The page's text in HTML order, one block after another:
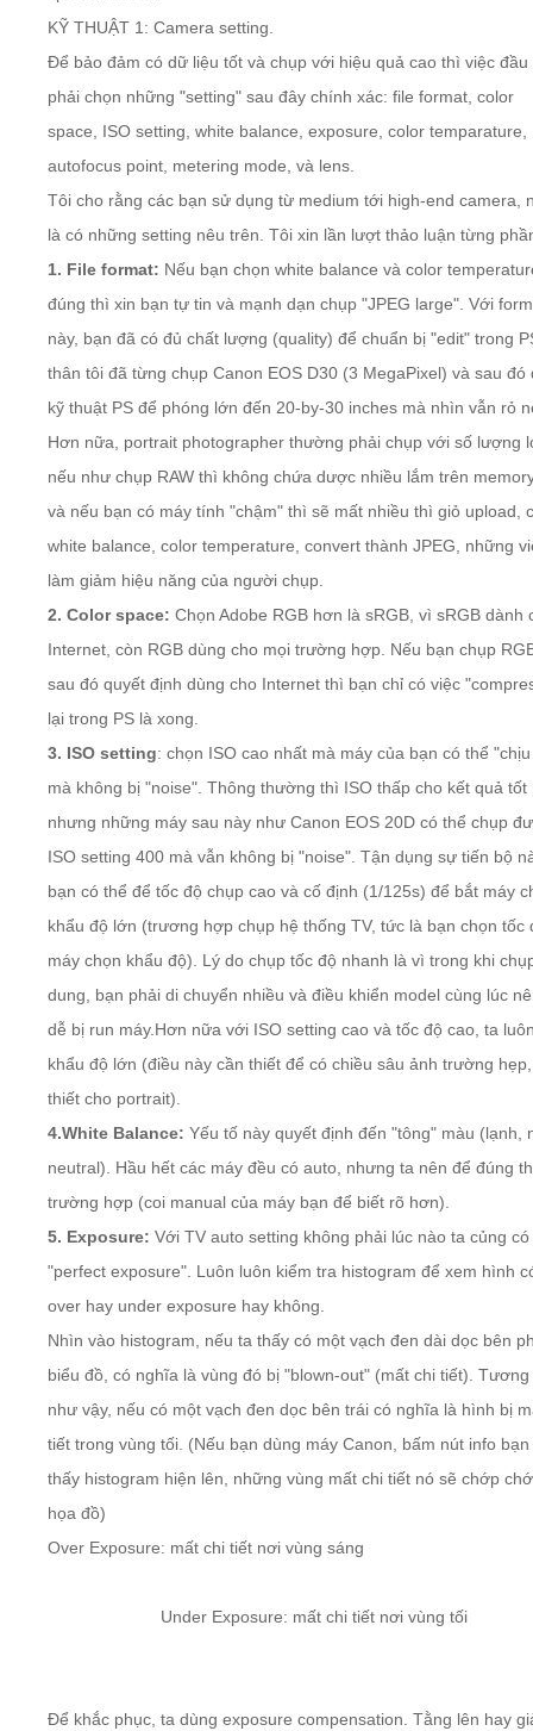
KỸ THUẬT 1: Camera setting.
Để bảo đảm có dữ liệu tốt và chụp với hiệu quả cao thì việc đầu
phải chọn những "setting" sau đây chính xác: file format, color
space, ISO setting, white balance, exposure, color temparature,
autofocus point, metering mode, và lens.
Tôi cho rằng các bạn sử dụng từ medium tới high-end camera,
là có những setting nêu trên. Tôi xin lần lượt thảo luận từng
1. File format: Nếu bạn chọn white balance và color
đúng thì xin bạn tự tin và mạnh dạn chụp "JPEG large". Với
này, bạn đã có đủ chất lượng (quality) để chuẩn bị "edit" trong
thân tôi đã từng chụp Canon EOS D30 (3 MegaPixel) và sau đó
kỹ thuật PS để phóng lớn đến 20-by-30 inches mà nhìn vẫn rỏ
Hơn nữa, portrait photographer thường phải chụp với số lượng
nếu như chụp RAW thì không chứa dược nhiều lắm trên
và nếu bạn có máy tính "chậm" thì sẽ mất nhiều thì giỏ upload,
white balance, color temperature, convert thành JPEG, những
làm giảm hiệu năng của người chụp.
2. Color space: Chọn Adobe RGB hơn là sRGB, vì sRGB dành
Internet, còn RGB dùng cho mọi trường hợp. Nếu bạn chụp
sau đó quyết định dùng cho Internet thì bạn chỉ có việc
lại trong PS là xong.
3. ISO setting: chọn ISO cao nhất mà máy của bạn có thể
mà không bị "noise". Thông thường thì ISO thấp cho kết quả tốt
nhưng những máy sau này như Canon EOS 20D có thể chụp
ISO setting 400 mà vẫn không bị "noise". Tận dụng sự tiến bộ
bạn có thể để tốc độ chụp cao và cố định (1/125s) để bắt máy
khẩu độ lớn (trương hợp chụp hệ thống TV, tức là bạn chọn tốc
máy chọn khẩu độ). Lý do chụp tốc độ nhanh là vì trong khi
dung, bạn phải di chuyển nhiều và điều khiển model cùng lúc
dễ bị run máy.Hơn nữa với ISO setting cao và tốc độ cao, ta
khẩu độ lớn (điều này cần thiết để có chiều sâu ảnh trường
thiết cho portrait).
4.White Balance: Yếu tố này quyết định đến "tông" màu (lạnh,
neutral). Hầu hết các máy đều có auto, nhưng ta nên để đúng
trường hợp (coi manual của máy bạn để biết rõ hơn).
5. Exposure: Với TV auto setting không phải lúc nào ta củng có
"perfect exposure". Luôn luôn kiểm tra histogram để xem hình
over hay under exposure hay không.
Nhìn vào histogram, nếu ta thấy có một vạch đen dài dọc bên
biểu đồ, có nghĩa là vùng đó bị "blown-out" (mất chi tiết).
như vậy, nếu có một vạch đen dọc bên trái có nghĩa là hình bị
tiết trong vùng tối. (Nếu bạn dùng máy Canon, bấm nút info bạn
thấy histogram hiện lên, những vùng mất chi tiết nó sẽ chớp
họa đồ)
Over Exposure: mất chi tiết nơi vùng sáng
Under Exposure: mất chi tiết nơi vùng tối
Để khắc phục, ta dùng exposure compensation. Tằng lên hay